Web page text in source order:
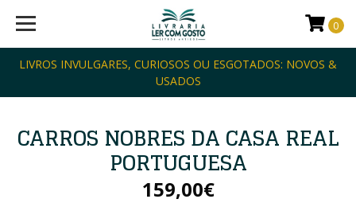
LIVROS INVULGARES, CURIOSOS OU ESGOTADOS: NOVOS &
USADOS
0
CARROS NOBRES DA CASA REAL
PORTUGUESA
159,00€